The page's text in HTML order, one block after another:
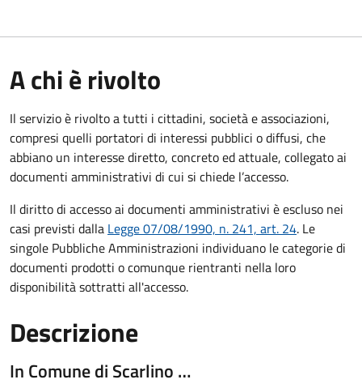
A chi è rivolto
Il servizio è rivolto a tutti i cittadini, società e associazioni,
compresi quelli portatori di interessi pubblici o diffusi, che
abbiano un interesse diretto, concreto ed attuale, collegato ai
documenti amministrativi di cui si chiede l’accesso.
Il diritto di accesso ai documenti amministrativi è escluso nei
casi previsti dalla Legge 07/08/1990, n. 241, art. 24. Le
singole Pubbliche Amministrazioni individuano le categorie di
documenti prodotti o comunque rientranti nella loro
disponibilità sottratti all'accesso.
Descrizione
In Comune di Scarlino …